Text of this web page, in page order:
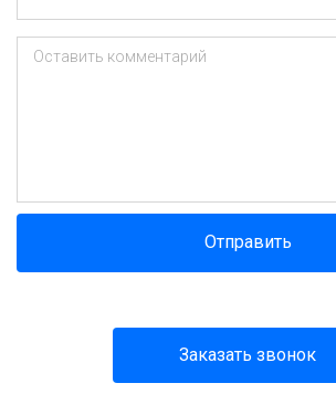
Оставить комментарий
Отправить
Заказать звонок